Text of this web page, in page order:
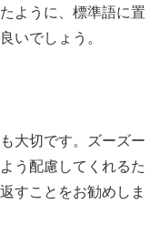
ように、標準語に置
いでしょう。
大切です。ズーズー
う配慮してくれるた
すことをお勧めしま